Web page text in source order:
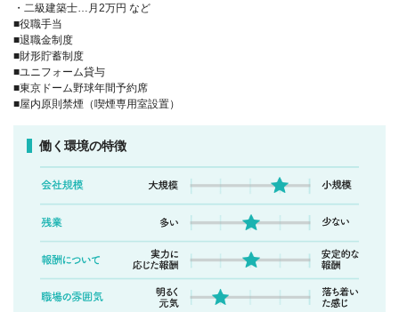
・二級建築士…月2万円 など
■役職手当
■退職金制度
■財形貯蓄制度
■ユニフォーム貸与
■東京ドーム野球年間予約席
■屋内原則禁煙（喫煙専用室設置）
働く環境の特徴